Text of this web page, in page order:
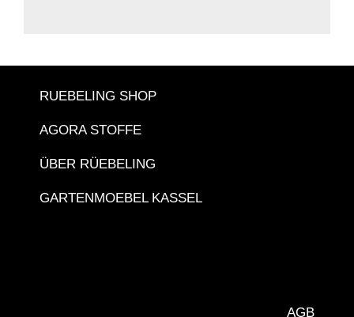
RUEBELING SHOP
AGORA STOFFE
ÜBER RÜEBELING
GARTENMOEBEL KASSEL
AGB